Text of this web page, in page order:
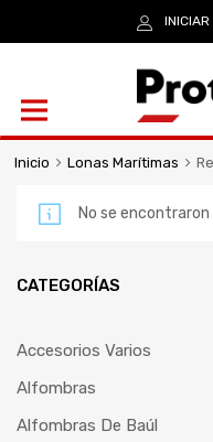
INICIAR
Inicio Lonas Marítimas
No se
CATEGORÍAS
Accesorios Varios
Alfombras
Alfombras De Baúl